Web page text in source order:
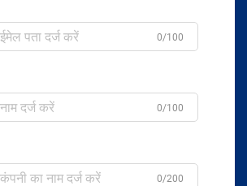
0/100
0/100
0/200